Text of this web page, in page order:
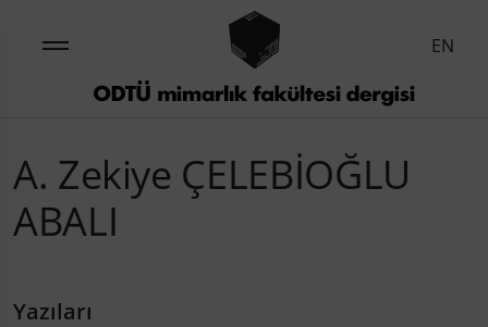
EN
A. Zekiye ÇELEBİOĞLU
ABALI
Yazıları